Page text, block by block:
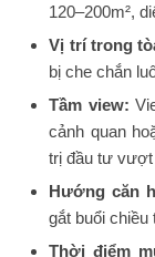
120–200m²,
Vị trí trong
bị che chắn
Tầm view:
cảnh quan
trị đầu tư vượt
Hướng căn
gắt buổi
Thời điểm